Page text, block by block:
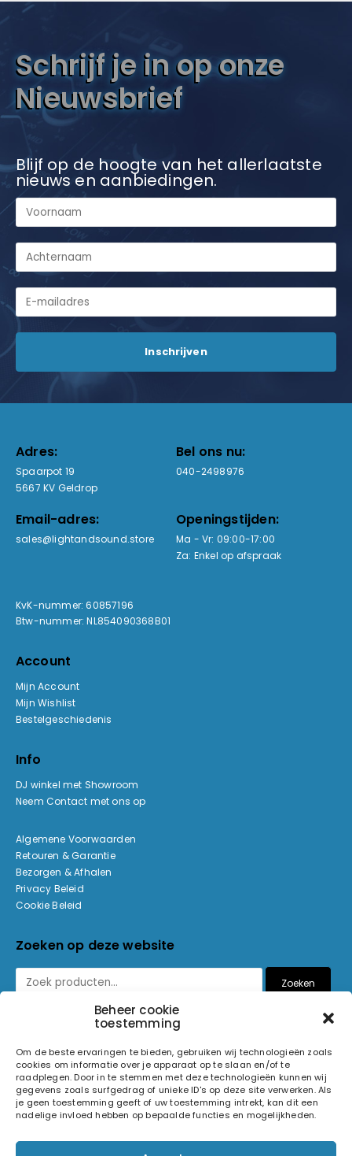
Beheer cookie
toestemming
Om de beste ervaringen te bieden, gebruiken wij technologieën zoals
cookies om informatie over je apparaat op te slaan en/of te
raadplegen. Door in te stemmen met deze technologieën kunnen wij
gegevens zoals surfgedrag of unieke ID's op deze site verwerken. Als
je geen toestemming geeft of uw toestemming intrekt, kan dit een
nadelige invloed hebben op bepaalde functies en mogelijkheden.
Schrijf je in op onze
Nieuwsbrief
Blijf op de hoogte van het allerlaatste
nieuws en aanbiedingen.
Adres:
Spaarpot 19
5667 KV Geldrop
Bel ons nu:
040-2498976
Email-adres:
sales@lightandsound.store
Openingstijden:
Ma - Vr: 09:00-17:00
Za: Enkel op afspraak
KvK-nummer: 60857196
Btw-nummer: NL854090368B01
Account
Mijn Account
Mijn Wishlist
Bestelgeschiedenis
Info
DJ winkel met Showroom
Neem Contact met ons op
Algemene Voorwaarden
Retouren & Garantie
Bezorgen & Afhalen
Privacy Beleid
Cookie Beleid
Zoeken op deze website
Zoeken
© 2026 Light and Sound Factory. Alle rechten voorbehouden.